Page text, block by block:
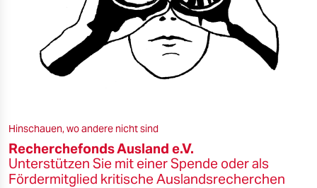
Hinschauen, wo andere nicht sind
Recherchefonds Ausland e.V.
Unterstützen Sie mit einer Spende oder als
Fördermitglied kritische Auslandsrecherchen